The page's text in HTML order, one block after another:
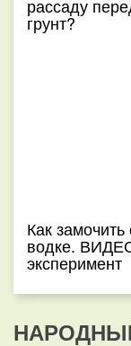
рассаду
грунт?
Как
водке.
эксперимент